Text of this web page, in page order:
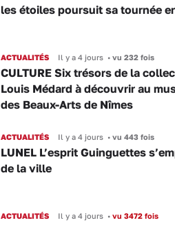
les étoiles poursuit sa tournée
ACTUALITÉS Il y a 4 jours •vu 232 fois
CULTURE Six trésors de la
Louis Médard à découvrir au
des Beaux-Arts de Nîmes
ACTUALITÉS Il y a 4 jours •vu 443 fois
LUNEL L’esprit Guinguettes
de la ville
ACTUALITÉS Il y a 4 jours •vu 3472 fois